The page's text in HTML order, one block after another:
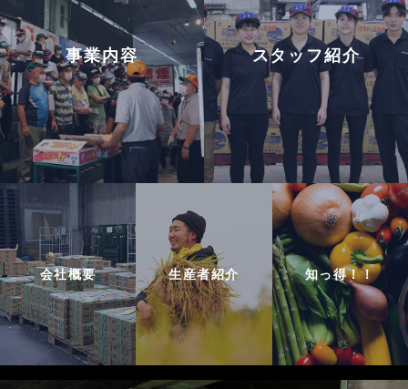
事業内容 スタッフ紹介
会社概要 生産者紹介 知っ得！！